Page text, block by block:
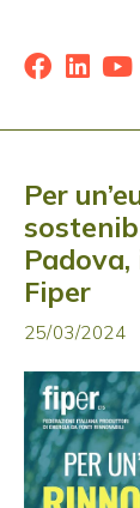
Per
Fiper
25/03/2024